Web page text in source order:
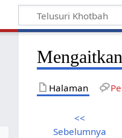
Halaman
<<
Sebelumnya